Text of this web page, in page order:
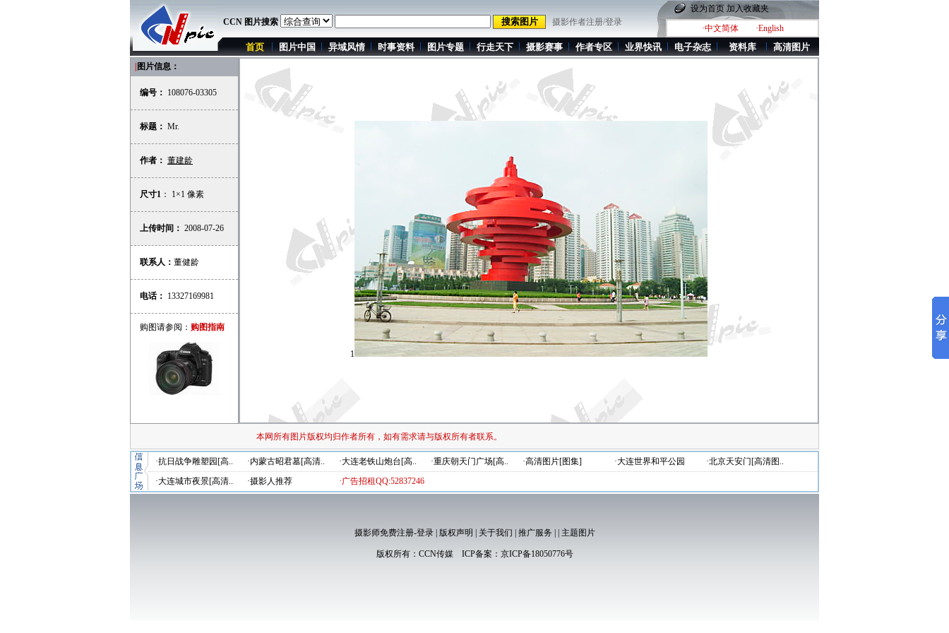
CCN 图片搜索 摄影作者注册/登录
设为首页 加入收藏夹
·中文简体
·English
首页 图片中国 异域风情 时事资料 图片专题 行走天下 摄影赛事 作者专区 业界快讯 电子杂志 资料库 高清图片
图片信息：
编号： 108076-03305
标题： Mr.
作者： 董建龄
尺寸1 ： 1×1 像素
上传时间： 2008-07-26
联系人： 董健龄
电话： 13327169981
购图请参阅： 购图指南
1
本网所有图片版权均归作者所有，如有需求请与版权所有者联系。
·抗日战争雕塑园[高.. ·内蒙古昭君墓[高清.. ·大连老铁山炮台[高.. ·重庆朝天门广场[高.. ·高清图片[图集] ·大连世界和平公园
·北京天安门[高清图..
·大连城市夜景[高清..
·摄影人推荐 ·广告招租QQ:52837246
摄影师免费注册-登录| 版权声明 关于我们 推广服务 主题图片
版权所有： CCN传媒ICP备案： 京ICP备18050776号